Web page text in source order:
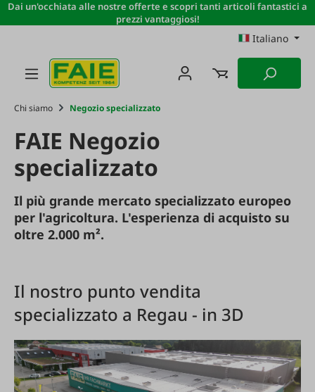
Passa al contenuto principale
Dai un'occhiata alle nostre offerte e scopri tanti articoli fantastici a
prezzi vantaggiosi!
Italiano
Chi siamo Negozio specializzato
FAIE Negozio
specializzato
Il più grande mercato specializzato europeo
per l'agricoltura. L'esperienza di acquisto su
oltre 2.000 m².
Il nostro punto vendita
specializzato a Regau - in 3D